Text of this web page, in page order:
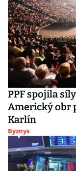
PPF spojila
Americký obr
Karlín
Byznys